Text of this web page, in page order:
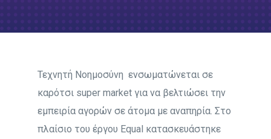
Τεχνητή Νοημοσύνη ενσωματώνεται σε
καρότσι super market για να βελτιώσει την
εμπειρία αγορών σε άτομα με αναπηρία. Στο
πλαίσιο του έργου Equal κατασκευάστηκε
Ελληνικά